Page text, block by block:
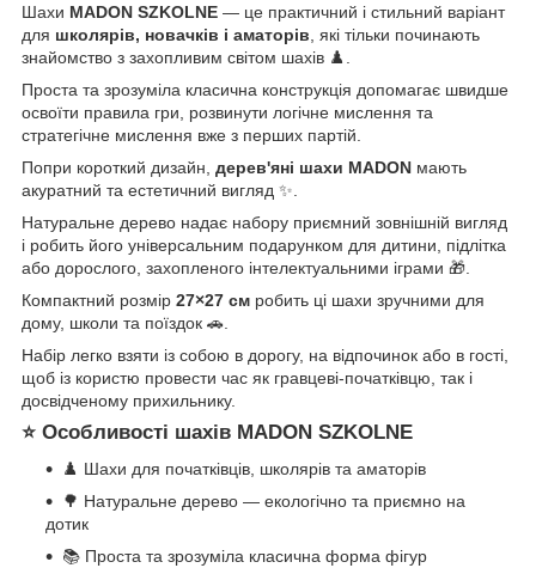
Шахи MADON SZKOLNE — це практичний і стильний варіант
для школярів, новачків і аматорів, які тільки починають
знайомство з захопливим світом шахів ♟️.
Проста та зрозуміла класична конструкція допомагає швидше
освоїти правила гри, розвинути логічне мислення та
стратегічне мислення вже з перших партій.
Попри короткий дизайн, дерев'яні шахи MADON мають
акуратний та естетичний вигляд ✨.
Натуральне дерево надає набору приємний зовнішній вигляд
і робить його універсальним подарунком для дитини, підлітка
або дорослого, захопленого інтелектуальними іграми 🎁.
Компактний розмір 27×27 см робить ці шахи зручними для
дому, школи та поїздок 🚗.
Набір легко взяти із собою в дорогу, на відпочинок або в гості,
щоб із користю провести час як гравцеві-початківцю, так і
досвідченому прихильнику.
⭐ Особливості шахів MADON SZKOLNE
♟️ Шахи для початківців, школярів та аматорів
🌳 Натуральне дерево — екологічно та приємно на
дотик
📚 Проста та зрозуміла класична форма фігур